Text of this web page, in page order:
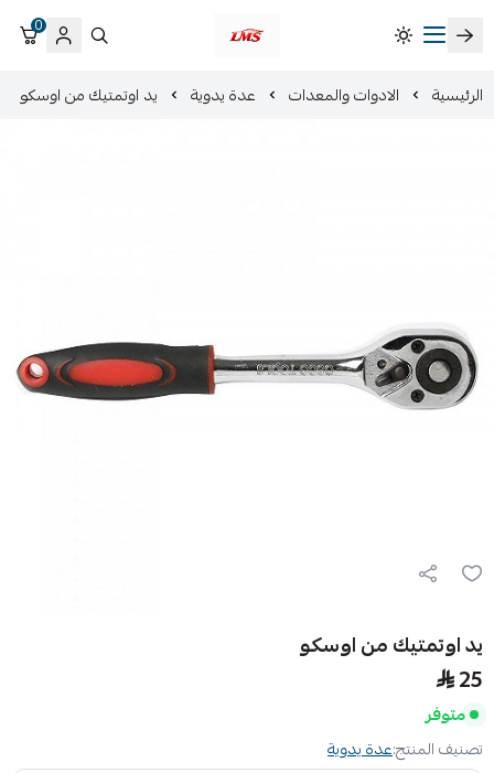
متجر لمسات الشرقية لزينة سيارات LMS
0
الرئيسية الادوات والمعدات عدة يدوية يد اوتمتيك من اوسكو
يد اوتمتيك من اوسكو
25
متوفر
تصنيف المنتج:عدة يدوية